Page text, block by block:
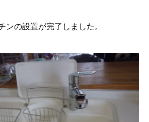
ンの設置が完了しました。